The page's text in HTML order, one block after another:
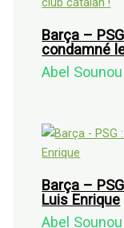
Barça –
condamné
Abel Sounou
Barça –
Luis Enrique
Abel Sounou